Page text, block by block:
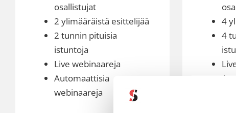
osallistujat
2 ylimääräistä esittelijää
2 tunnin pituisia
istuntoja
Live webinaareja
Automaattisia
webinaareja
4
4